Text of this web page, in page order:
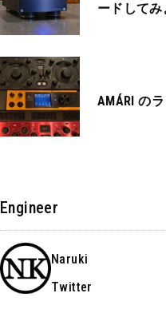
ードしてみ
AMÁRI の
Engineer
Naruki
Twitter